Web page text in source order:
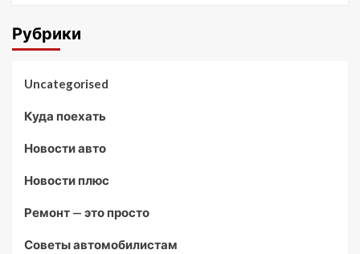
Рубрики
Uncategorised
Куда поехать
Новости авто
Новости плюс
Ремонт — это просто
Советы автомобилистам